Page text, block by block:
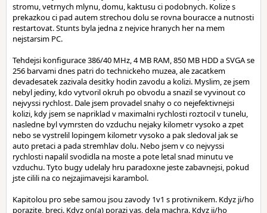
stromu, vetrnych mlynu, domu, kaktusu ci podobnych. Kolize s
prekazkou ci pad autem strechou dolu se rovna bouracce a nutnosti
restartovat. Stunts byla jedna z nejvice hranych her na mem
nejstarsim PC.
Tehdejsi konfigurace 386/40 MHz, 4 MB RAM, 850 MB HDD a SVGA se
256 barvami dnes patri do technickeho muzea, ale zacatkem
devadesatek zazivala desitky hodin zavodu a kolizi. Myslim, ze jsem
nebyl jediny, kdo vytvoril okruh po obvodu a snazil se vyvinout co
nejvyssi rychlost. Dale jsem provadel snahy o co nejefektivnejsi
kolizi, kdy jsem se napriklad v maximalni rychlosti roztocil v tunelu,
nasledne byl vymrsten do vzduchu nejaky kilometr vysoko a zpet
nebo se vystrelil lopingem kilometr vysoko a pak sledoval jak se
auto pretaci a pada stremhlav dolu. Nebo jsem v co nejvyssi
rychlosti napalil svodidla na moste a pote letal snad minutu ve
vzduchu. Tyto bugy udelaly hru paradoxne jeste zabavnejsi, pokud
jste cilili na co nejzajimavejsi karambol.
Kapitolou pro sebe samou jsou zavody 1v1 s protivnikem. Kdyz ji/ho
porazite, breci. Kdyz on(a) porazi vas, dela machra. Kdyz ji/ho